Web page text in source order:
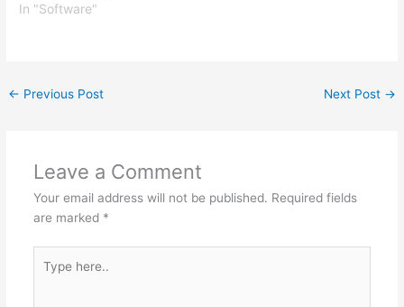
In "Software"
← Previous Post Next Post →
Leave a Comment
Your email address will not be published. Required fields
are marked *
here..